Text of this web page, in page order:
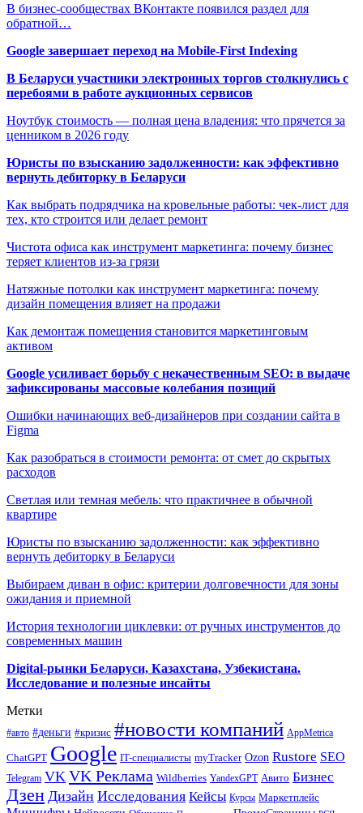
В бизнес-сообществах ВКонтакте появился раздел для
обратной…
Google завершает переход на Mobile-First Indexing
В Беларуси участники электронных торгов столкнулись с
перебоями в работе аукционных сервисов
Ноутбук стоимость — полная цена владения: что прячется за
ценником в 2026 году
Юристы по взысканию задолженности: как эффективно
вернуть дебиторку в Беларуси
Как выбрать подрядчика на кровельные работы: чек-лист для
тех, кто строится или делает ремонт
Чистота офиса как инструмент маркетинга: почему бизнес
теряет клиентов из-за грязи
Натяжные потолки как инструмент маркетинга: почему
дизайн помещения влияет на продажи
Как демонтаж помещения становится маркетинговым
активом
Google усиливает борьбу с некачественным SEO: в выдаче
зафиксированы массовые колебания позиций
Ошибки начинающих веб-дизайнеров при создании сайта в
Figma
Как разобраться в стоимости ремонта: от смет до скрытых
расходов
Светлая или темная мебель: что практичнее в обычной
квартире
Юристы по взысканию задолженности: как эффективно
вернуть дебиторку в Беларуси
Выбираем диван в офис: критерии долговечности для зоны
ожидания и приемной
История технологии циклевки: от ручных инструментов до
современных машин
Digital-рынки Беларуси, Казахстана, Узбекистана.
Исследование и полезные инсайты
Метки
#авто #деньги #кризис #новости компаний AppMetrica
ChatGPT Google IT-специалисты myTracker Ozon Rustore SEO
Telegram VK VK Реклама Wildberries YandexGPT Авито Бизнес
Дзен Дизайн Исследования Кейсы Курсы Маркетплейс